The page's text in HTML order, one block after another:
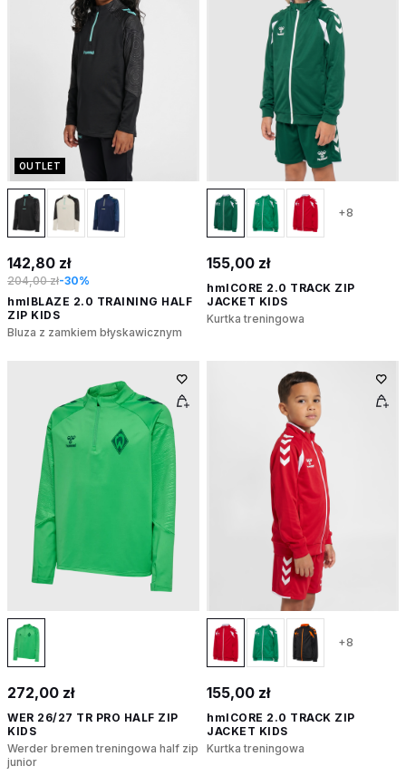
OUTLET
142,80 zł
204,00 zł-30%
hmlBLAZE 2.0 TRAINING HALF
ZIP KIDS
Bluza z zamkiem błyskawicznym
+8
155,00 zł
hmlCORE 2.0 TRACK ZIP
JACKET KIDS
Kurtka treningowa
272,00 zł
WER 26/27 TR PRO HALF ZIP
KIDS
Werder bremen treningowa half zip
junior
+8
155,00 zł
hmlCORE 2.0 TRACK ZIP
JACKET KIDS
Kurtka treningowa